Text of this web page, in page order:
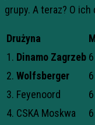
grupy. A teraz? O
Drużyna
1. Dinamo Zagrzeb 6
2. Wolfsberger 6
3. Feyenoord
6
4. CSKA Moskwa
6